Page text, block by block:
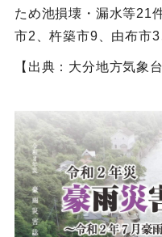
ため池損壊・漏水等21
市2、杵築市9、由布市
【出典：大分地方気象